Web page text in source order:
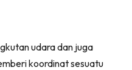
udara dan juga
koordinat sesuatu